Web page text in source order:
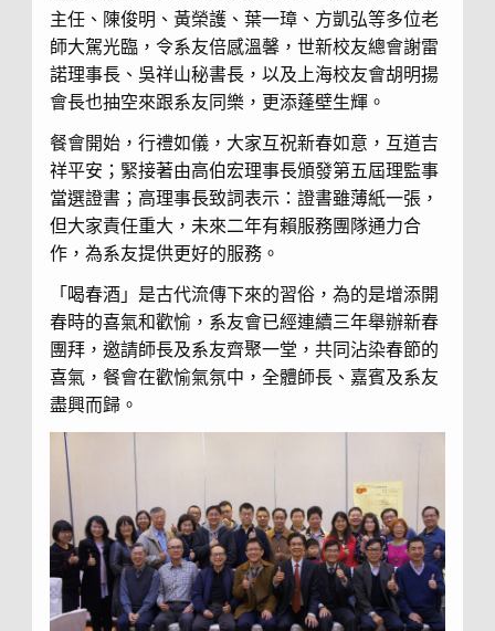
主任、陳俊明、黃榮護、葉一璋、方凱弘等多位老
師大駕光臨，令系友倍感溫馨，世新校友總會謝雷
諾理事長、吳祥山秘書長，以及上海校友會胡明揚
會長也抽空來跟系友同樂，更添蓬壁生輝。
餐會開始，行禮如儀，大家互祝新春如意，互道吉
祥平安；緊接著由高伯宏理事長頒發第五屆理監事
當選證書；高理事長致詞表示：證書雖薄紙一張，
但大家責任重大，未來二年有賴服務團隊通力合
作，為系友提供更好的服務。
「喝春酒」是古代流傳下來的習俗，為的是增添開
春時的喜氣和歡愉，系友會已經連續三年舉辦新春
團拜，邀請師長及系友齊聚一堂，共同沾染春節的
喜氣，餐會在歡愉氣氛中，全體師長、嘉賓及系友
盡興而歸。